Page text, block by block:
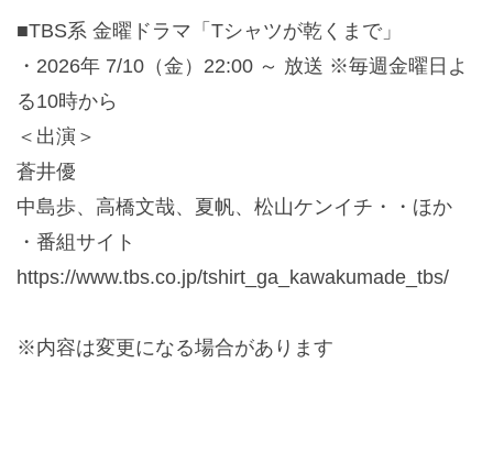
■TBS系 金曜ドラマ「Tシャツが乾くまで」
・2026年 7/10（金）22:00 ～ 放送 ※毎週金曜日よ
る10時から
＜出演＞
蒼井優
中島歩、高橋文哉、夏帆、松山ケンイチ・・ほか
・番組サイト
https://www.tbs.co.jp/tshirt_ga_kawakumade_tbs/
※内容は変更になる場合があります